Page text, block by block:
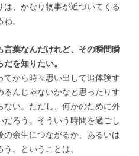
、かなり物事が近づいてくる
。
葉なんだけれど、その瞬間瞬
を知りたい。
から時々思い出して追体験す
んじゃないかなと思ったりす
ない。ただし、何かのために外
ろう。そういう時間を過ごし
余生につながるか、あるいは
。ということは、